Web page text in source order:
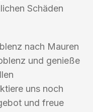
Schäden
nach Mauren
und genieße
uns noch
und freue